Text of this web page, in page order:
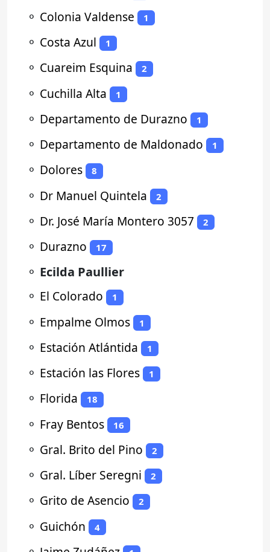
⚬ Colonia Valdense 1
⚬ Costa Azul 1
⚬ Cuareim Esquina 2
⚬ Cuchilla Alta 1
⚬ Departamento de Durazno 1
⚬ Departamento de Maldonado 1
⚬ Dolores 8
⚬ Dr Manuel Quintela 2
⚬ Dr. José María Montero 3057 2
⚬ Durazno 17
⚬ Ecilda Paullier
⚬ El Colorado 1
⚬ Empalme Olmos 1
⚬ Estación Atlántida 1
⚬ Estación las Flores 1
⚬ Florida 18
⚬ Fray Bentos 16
⚬ Gral. Brito del Pino 2
⚬ Gral. Líber Seregni 2
⚬ Grito de Asencio 2
⚬ Guichón 4